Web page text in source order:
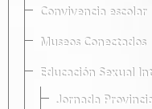
Convivencia escolar
Museos Conectados
Educación Sexual
Jornada